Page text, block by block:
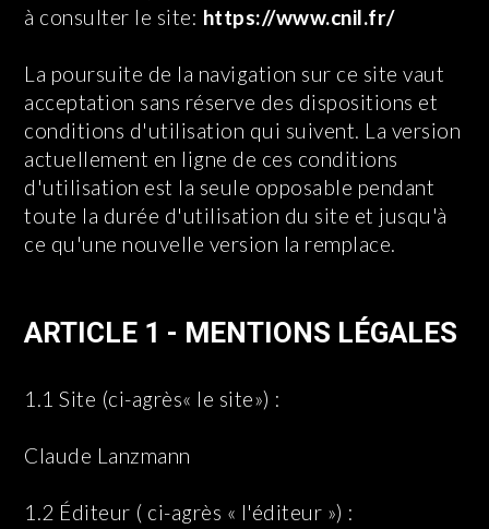
à consulter le site: https://www.cnil.fr/
La poursuite de la navigation sur ce site vaut
acceptation sans réserve des dispositions et
conditions d'utilisation qui suivent. La version
actuellement en ligne de ces conditions
d'utilisation est la seule opposable pendant
toute la durée d'utilisation du site et jusqu'à
ce qu'une nouvelle version la remplace.
ARTICLE 1 - MENTIONS LÉGALES
1.1 Site (ci-agrès« le site») :
Claude Lanzmann
1.2 Éditeur ( ci-agrès « l'éditeur ») :